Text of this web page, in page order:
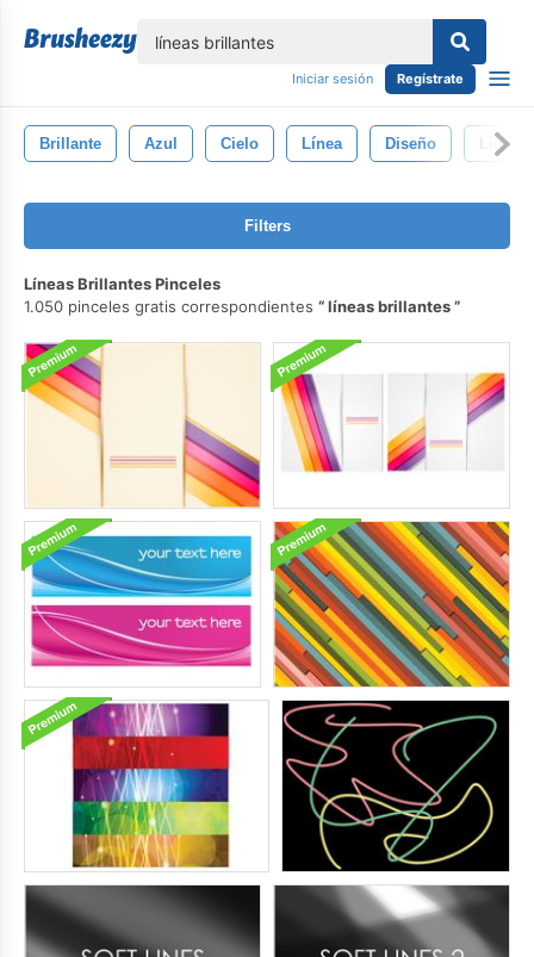
Iniciar sesión Regístrate
Brillante Azul Cielo Línea Diseño Ligero
Filters
Líneas Brillantes Pinceles
1.050 pinceles gratis correspondientes
líneas brillantes